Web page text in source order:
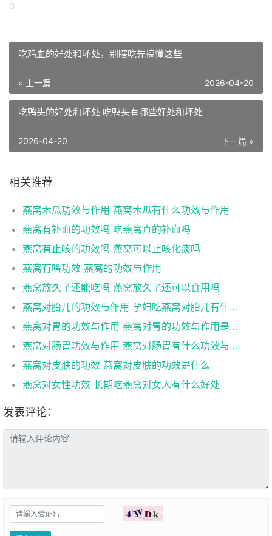
0
吃鸡血的好处和坏处，别瞎吃先搞懂这些
« 上一篇 2026-04-20
吃鸭头的好处和坏处 吃鸭头有哪些好处和坏处
下一篇 »
2026-04-20
相关推荐
燕窝木瓜功效与作用 燕窝木瓜有什么功效与作用
燕窝有补血的功效吗 吃燕窝真的补血吗
燕窝有止咳的功效吗 燕窝可以止咳化痰吗
燕窝有啥功效 燕窝的功效与作用
燕窝放久了还能吃吗 燕窝放久了还可以食用吗
燕窝对胎儿的功效与作用 孕妇吃燕窝对胎儿有什么作用
燕窝对胃的功效与作用 燕窝对胃的功效与作用是什么
燕窝对肠胃功效与作用 燕窝对肠胃有什么功效与作用
燕窝对皮肤的功效 燕窝对皮肤的功效是什么
燕窝对女性功效 长期吃燕窝对女人有什么好处
发表评论：